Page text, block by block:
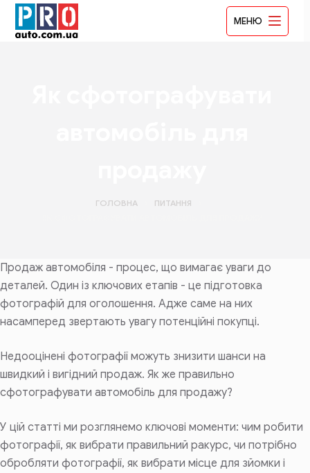
Перейти
МЕНЮ
ГОЛОВНА
ПИТАННЯ
Продаж автомобіля - процес, що вимагає уваги до
деталей. Один із ключових етапів - це підготовка
фотографій для оголошення. Адже саме на них
насамперед звертають увагу потенційні покупці.
Недооцінені фотографії можуть знизити шанси на
швидкий і вигідний продаж. Як же правильно
сфотографувати автомобіль для продажу?
У цій статті ми розглянемо ключові моменти: чим робити
фотографії, як вибрати правильний ракурс, чи потрібно
обробляти фотографії, як вибрати місце для зйомки і